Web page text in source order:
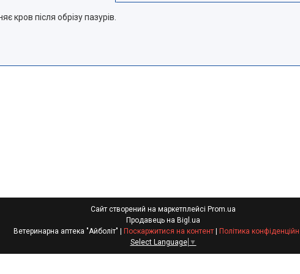
після обрізу пазурів.
Сайт створений на маркетплейсі Prom.ua
Продавець на Bigl.ua
Ветеринарна аптека "Айболіт" | Поскаржитися на контент | Політика
Select Language ▼